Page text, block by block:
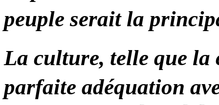
peuple serait la
La culture, telle que la
parfaite adéquation